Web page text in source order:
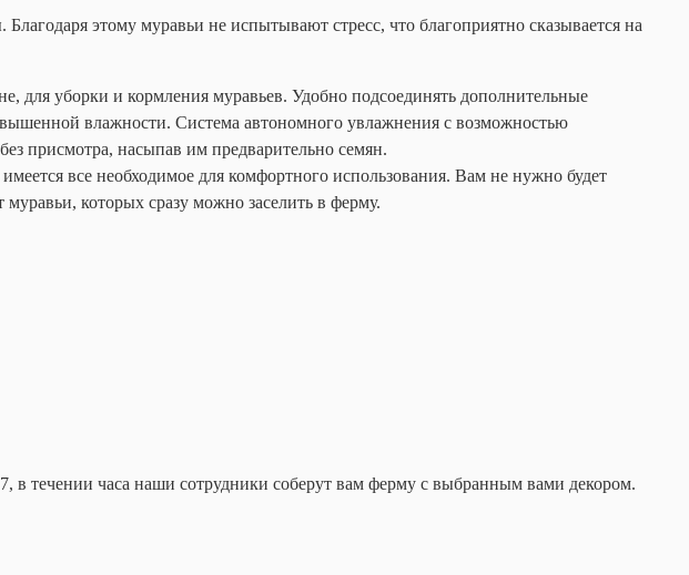
этому муравьи не испытывают стресс, что благоприятно сказывается на
уборки и кормления муравьев. Удобно подсоединять дополнительные
влажности. Система автономного увлажнения с возможностью
присмотра, насыпав им предварительно семян.
все необходимое для комфортного использования. Вам не нужно будет
которых сразу можно заселить в ферму.
течении часа наши сотрудники соберут вам ферму с выбранным вами декором.